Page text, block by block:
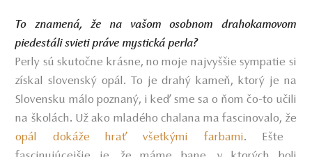
To znamená, že na vašom osobnom drahokamovom
piedestáli svieti práve mystická perla?
Perly sú skutočne krásne, no moje najvyššie sympatie si
získal slovenský opál. To je drahý kameň, ktorý je na
Slovensku málo poznaný, i keď sme sa o ňom čo-to učili
na školách. Už ako mladého chalana ma fascinovalo, že
opál dokáže hrať všetkými farbami. Ešte